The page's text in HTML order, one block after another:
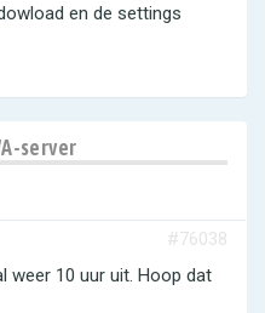
en de settings
server
#76038
weer 10 uur uit. Hoop dat